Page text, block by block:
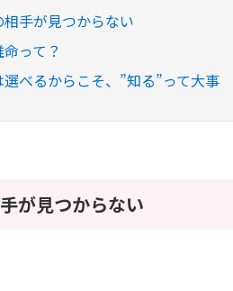
手が見つからない
って？
べるからこそ、”知る”って大事
が見つからない